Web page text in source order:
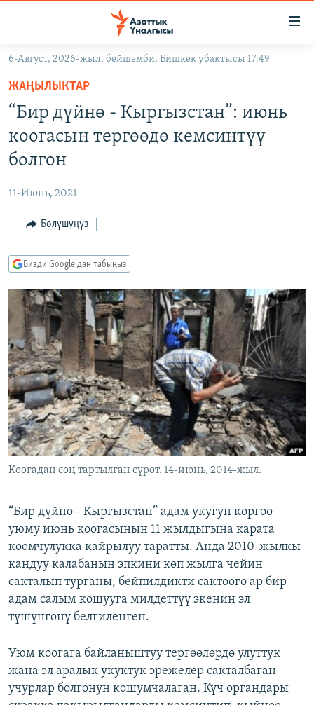
Навигацияга
өтүңүз
Издөөгө
салыңыз
КЫРГЫЗСТАН
КЫРГЫЗСТАН
МАДАНИЯТ
ДҮЙНӨ
УКРАИНА
ТВ ПРОГРАММАЛАР
БҮГҮН АЗАТТЫКТА
ДАНИСТЕ
ЭЖЕ-СИҢДИЛЕР
АЗАТТЫК+
ЫҢГАЙСЫЗ СУРООЛОР
ПОДКАСТ
Русский
ОНЛАЙН ШЕРИНЕ
ЭЕ/АРнун бардык сайттары
6-Август, 2026-жыл, бейшемби, Бишкек убактысы 17:49
ЖАҢЫЛЫКТАР
“Бир дүйнө - Кыргызстан”: июнь
коогасын тергөөдө кемсинтүү
болгон
11-Июнь, 2021
Бөлүшүңүз
Бизди Google'дан табыңыз
Коогадан соң тартылган сүрөт. 14-июнь, 2014-жыл.
“Бир дүйнө - Кыргызстан” адам укугун коргоо
уюму июнь коогасынын 11 жылдыгына карата
коомчулукка кайрылуу таратты. Анда 2010-жылкы
кандуу калабанын эпкини көп жылга чейин
сакталып турганы, бейпилдикти сактоого ар бир
адам салым кошууга милдеттүү экенин эл
түшүнгөнү белгиленген.
Уюм коогага байланыштуу тергөөлөрдө улуттук
жана эл аралык укуктук эрежелер сакталбаган
учурлар болгонун кошумчалаган. Күч органдары